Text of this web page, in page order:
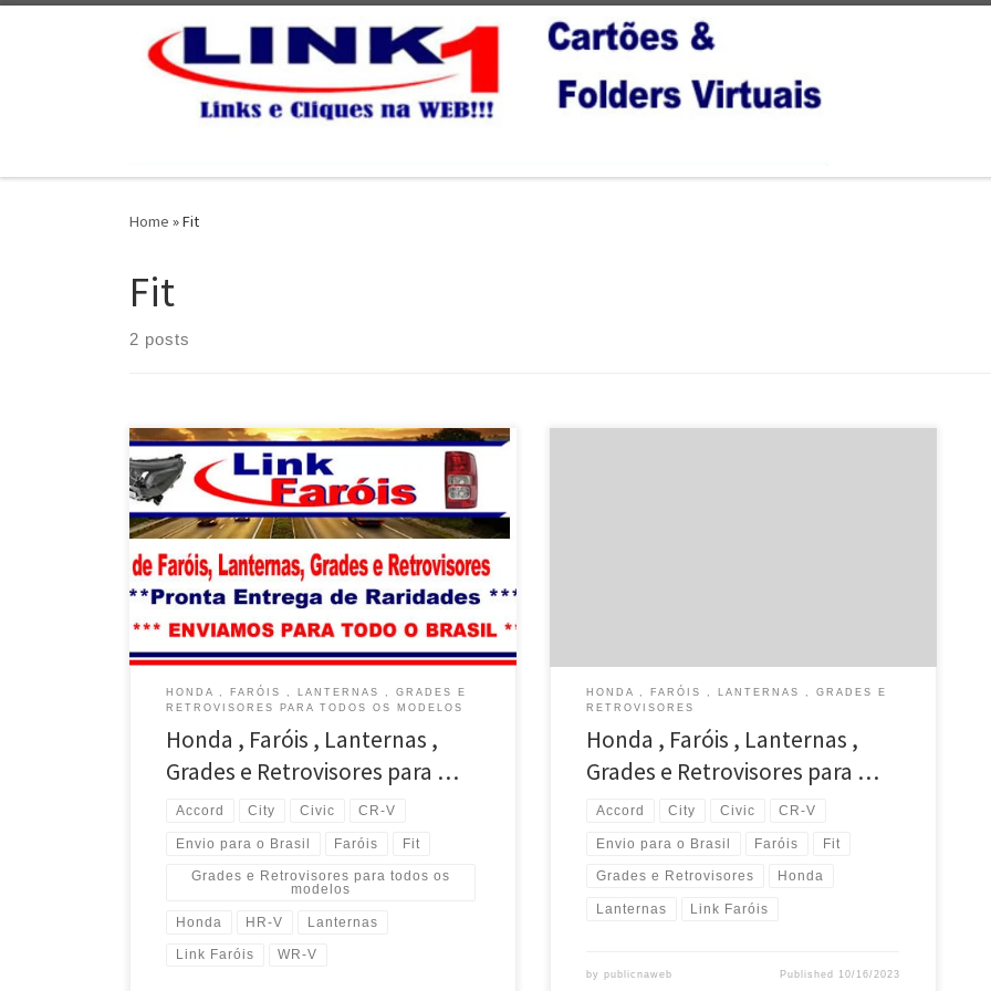
Home »Fit
Fit
2 posts
Faróis e Lanternas , Grades , Retrovisores , Hyundai
Azera , Envio para todo o Brasil Faróis e Lanternas ,
todo o Brasil Faróis e Lanternas , Grades , Retrovisores
, Hyundai HB20 , Envio para todo o Brasil Faróis e […]
HONDA , FARÓIS , LANTERNAS , GRADES E
RETROVISORES PARA TODOS OS MODELOS
Honda , Faróis , Lanternas ,
Grades e Retrovisores para …
Accord City Civic CR-V
Envio para o Brasil Faróis Fit
Grades e Retrovisores para todos os
modelos
Honda HR-V Lanternas
Link Faróis WR-V
HONDA , FARÓIS , LANTERNAS , GRADES E
RETROVISORES
Honda , Faróis , Lanternas ,
Grades e Retrovisores para …
Accord City Civic CR-V
Envio para o Brasil Faróis Fit
Grades e Retrovisores Honda
Lanternas Link Faróis
bypublicnaweb Published 10/16/2023